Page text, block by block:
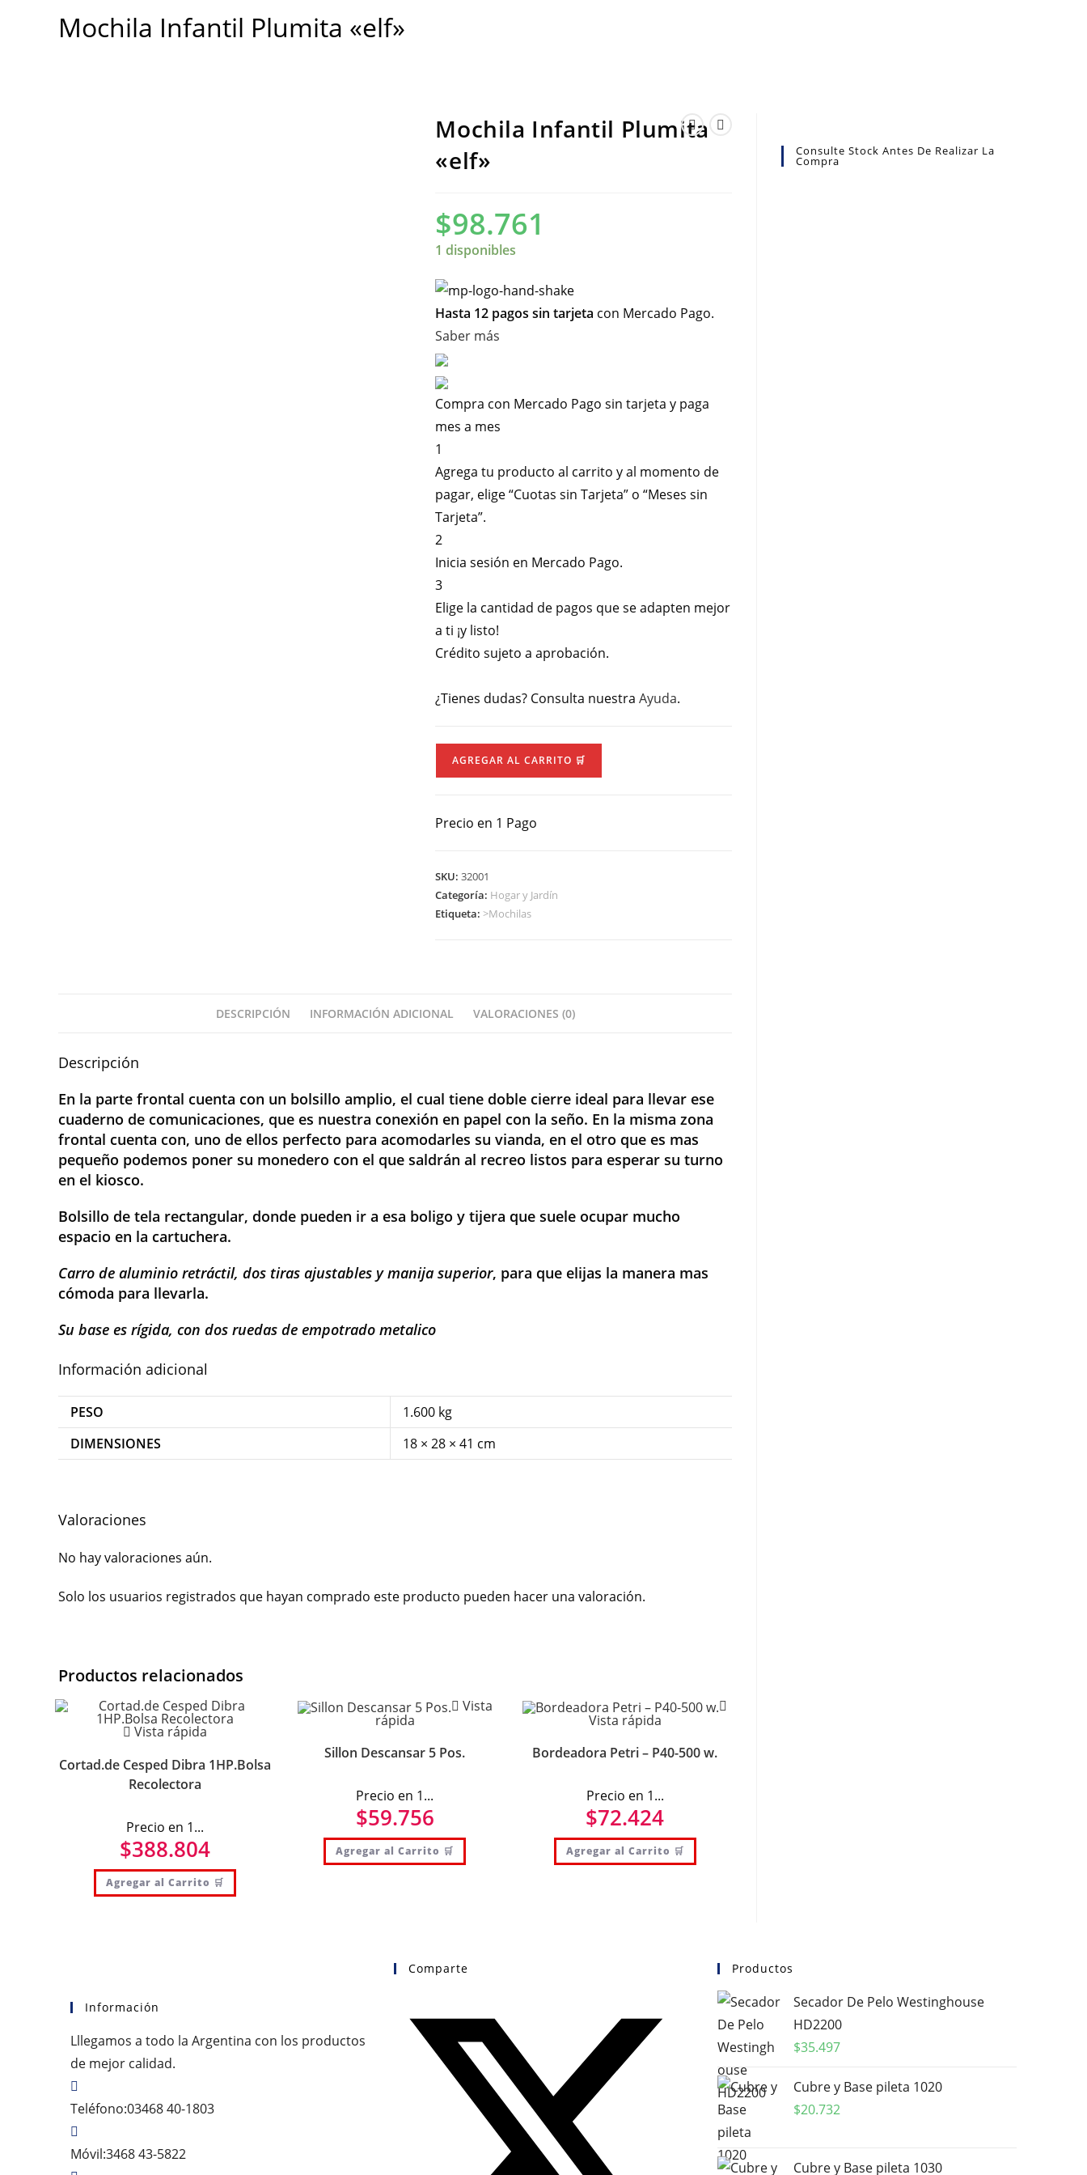
"elf"
cantidad
Mochila Infantil Plumita «elf»
Mochila Infantil Plumita
«elf»
$98.761
1 disponibles
Hasta 12 pagos sin tarjeta con Mercado Pago.
Saber más
Compra con Mercado Pago sin tarjeta y paga
mes a mes
1
Agrega tu producto al carrito y al momento de
pagar, elige “Cuotas sin Tarjeta” o “Meses sin
Tarjeta”.
2
Inicia sesión en Mercado Pago.
3
Elige la cantidad de pagos que se adapten mejor
a ti ¡y listo!
Crédito sujeto a aprobación.
¿Tienes dudas? Consulta nuestraAyuda.
cantidad
AGREGAR AL CARRITO 🛒
Precio en 1 Pago
SKU:32001
Categoría: Hogar y Jardín
Etiqueta:>Mochilas
DESCRIPCIÓN INFORMACIÓN ADICIONAL VALORACIONES (0)
Descripción
En la parte frontal cuenta con un bolsillo amplio, el cual tiene doble cierre ideal para llevar ese
cuaderno de comunicaciones, que es nuestra conexión en papel con la seño. En la misma zona
frontal cuenta con, uno de ellos perfecto para acomodarles su vianda, en el otro que es mas
pequeño podemos poner su monedero con el que saldrán al recreo listos para esperar su turno
en el kiosco.
Bolsillo de tela rectangular, donde pueden ir a esa boligo y tijera que suele ocupar mucho
espacio en la cartuchera.
Carro de aluminio retráctil, dos tiras ajustables y manija superior, para que elijas la manera mas
cómoda para llevarla.
Su base es rígida, con dos ruedas de empotrado metalico
Información adicional
PESO
1.600 kg
DIMENSIONES
18 × 28 × 41 cm
Valoraciones
No hay valoraciones aún.
Solo los usuarios registrados que hayan comprado este producto pueden hacer una valoración.
Productos relacionados
Vista rápida
Cortad.de Cesped Dibra 1HP.Bolsa
Recolectora
Precio en 1...
$388.804
Agregar al Carrito 🛒
Vista
rápida
Sillon Descansar 5 Pos.
Precio en 1...
$59.756
Agregar al Carrito 🛒
Vista rápida
Bordeadora Petri – P40-500 w.
Precio en 1...
$72.424
Agregar al Carrito 🛒
Consulte Stock Antes De Realizar La
Compra
Información
Lllegamos a todo la Argentina con los productos
de mejor calidad.
Teléfono:03468 40-1803
Móvil:3468 43-5822
Comparte Productos
Secador De Pelo Westinghouse
HD2200
$35.497
Cubre y Base pileta 1020
$20.732
Cubre y Base pileta 1030